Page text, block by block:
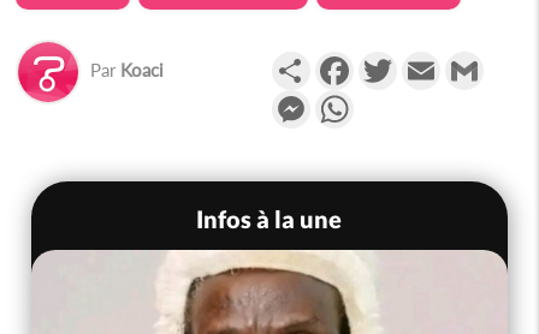
Par Koaci PartagerFacebookTwitterEmail
Messenger
Infos à la une